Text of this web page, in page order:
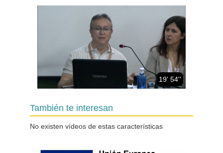
19' 54''
sobre servicios, costes y
responsabilidad
También te interesan
No existen vídeos de estas características